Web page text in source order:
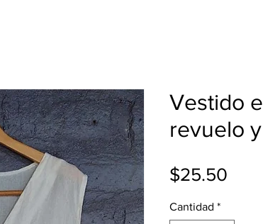
Vestido
revuelo
$25.50
Cantidad *